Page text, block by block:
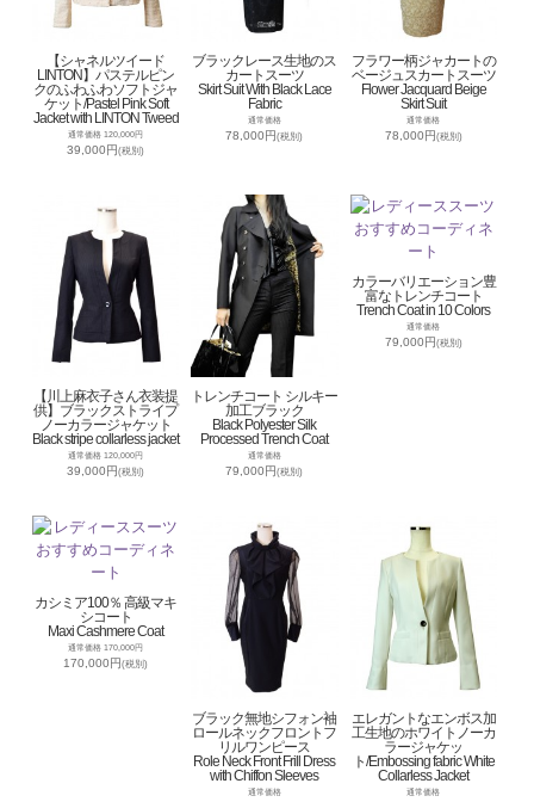
【シャネルツイード
LINTON】パステルピン
クのふわふわソフトジャ
ケット/Pastel Pink Soft
Jacket with LINTON Tweed
通常価格 120,000円
39,000円(税別)
ブラックレース生地のス
カートスーツ
Skirt Suit With Black Lace
Fabric
通常価格
78,000円(税別)
フラワー柄ジャカートの
ベージュスカートスーツ
Flower Jacquard Beige
Skirt Suit
通常価格
78,000円(税別)
【川上麻衣子さん衣装提
供】ブラックストライプ
ノーカラージャケット
Black stripe collarless jacket
通常価格 120,000円
39,000円(税別)
トレンチコート シルキー
加工ブラック
Black Polyester Silk
Processed Trench Coat
通常価格
79,000円(税別)
カラーバリエーション豊
富なトレンチコート
Trench Coat in 10 Colors
通常価格
79,000円(税別)
カシミア100％ 高級マキ
シコート
Maxi Cashmere Coat
通常価格 170,000円
170,000円(税別)
ブラック無地シフォン袖
ロールネックフロントフ
リルワンピース
Role Neck Front Frill Dress
with Chiffon Sleeves
通常価格
エレガントなエンボス加
工生地のホワイトノーカ
ラージャケッ
ト/Embossing fabric White
Collarless Jacket
通常価格